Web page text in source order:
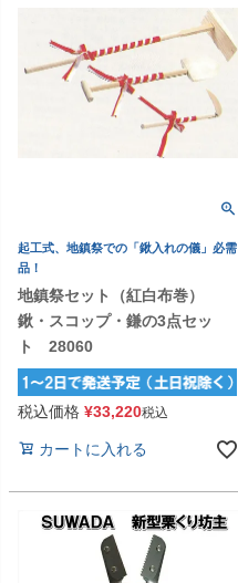
起工式、地鎮祭での「鍬入れの儀」必需
品！
地鎮祭セット（紅白布巻）
鍬・スコップ・鎌の3点セッ
ト 28060
税込価格 ¥33,220税込
カートに入れる